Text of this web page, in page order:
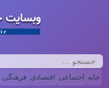
خانه اجتماعی اقتصادی فرهنگی